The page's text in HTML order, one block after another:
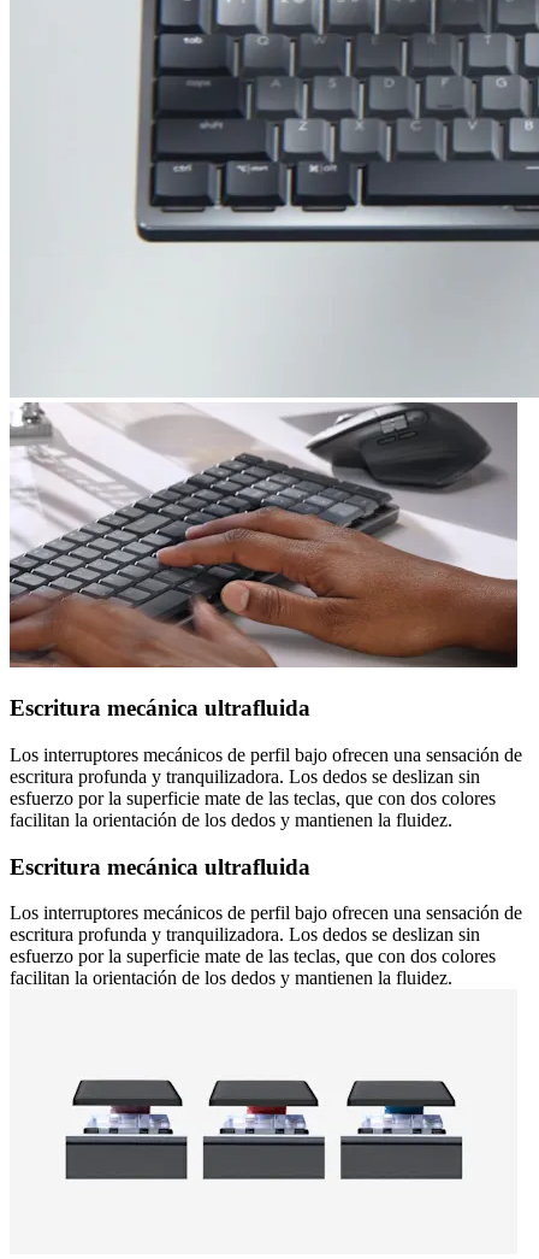
Escritura mecánica ultrafluida
Los interruptores mecánicos de perfil bajo ofrecen una sensación de
escritura profunda y tranquilizadora. Los dedos se deslizan sin
esfuerzo por la superficie mate de las teclas, que con dos colores
facilitan la orientación de los dedos y mantienen la fluidez.
Escritura mecánica ultrafluida
Los interruptores mecánicos de perfil bajo ofrecen una sensación de
escritura profunda y tranquilizadora. Los dedos se deslizan sin
esfuerzo por la superficie mate de las teclas, que con dos colores
facilitan la orientación de los dedos y mantienen la fluidez.